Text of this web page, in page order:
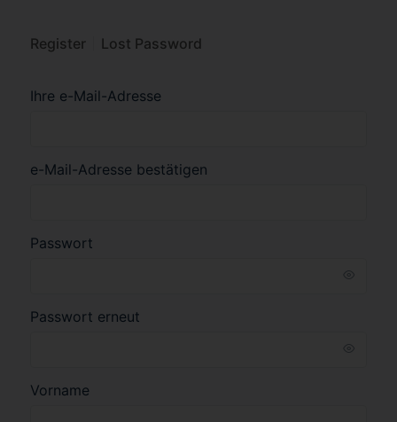
Register Lost Password
Ihre e-Mail-Adresse
e-Mail-Adresse bestätigen
Passwort
Passwort erneut
Vorname